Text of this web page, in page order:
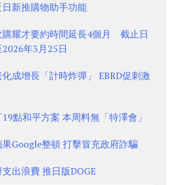
新推購物助手功能
購耀才要約時間延長4個月 截止日
年3月25日
化成增長「計時炸彈」 EBRD促刺激
點和平方案 本周料無「特澤會」
Google整頓 打擊冒充政府詐騙
出浪費 推日版DOGE